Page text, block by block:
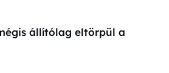
állítólag eltörpül a